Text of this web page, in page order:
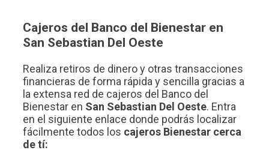
Cajeros del Banco del Bienestar en
San Sebastian Del Oeste
Realiza retiros de dinero y otras transacciones
financieras de forma rápida y sencilla gracias a
la extensa red de cajeros del Banco del
Bienestar en San Sebastian Del Oeste. Entra
en el siguiente enlace donde podrás localizar
fácilmente todos los cajeros Bienestar cerca
de tí: